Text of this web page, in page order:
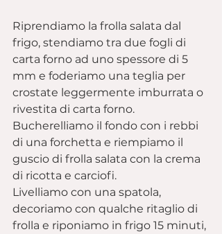
Riprendiamo la frolla salata dal
frigo, stendiamo tra due fogli di
carta forno ad uno spessore di 5
mm e foderiamo una teglia per
crostate leggermente imburrata o
rivestita di carta forno.
Bucherelliamo il fondo con i rebbi
di una forchetta e riempiamo il
guscio di frolla salata con la crema
di ricotta e carciofi.
Livelliamo con una spatola,
decoriamo con qualche ritaglio di
frolla e riponiamo in frigo 15 minuti,